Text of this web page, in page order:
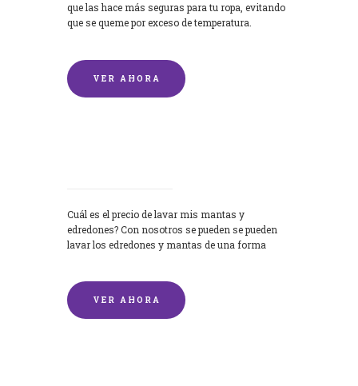
que las hace más seguras para tu ropa, evitando
que se queme por exceso de temperatura.
VER AHORA
Cuál es el precio de lavar mis mantas y
edredones? Con nosotros se pueden se pueden
lavar los edredones y mantas de una forma
VER AHORA